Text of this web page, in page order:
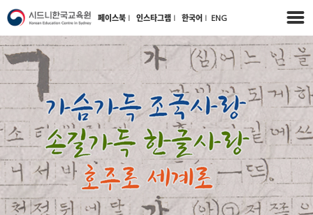
페이스북 l 인스타그램 l 한국어 l ENG